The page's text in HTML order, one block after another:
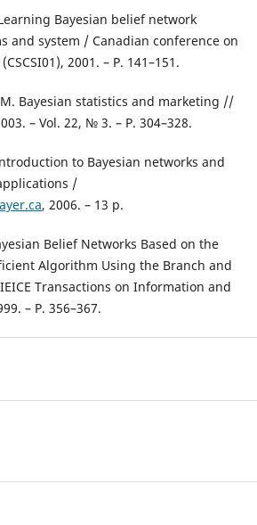
Bayesian belief network
and system / Canadian conference on
2001. – P. 141–151.
Bayesian statistics and marketing //
– Vol. 22, № 3. – P. 304–328.
to Bayesian networks and
/
, 2006. – 13 p.
Belief Networks Based on the
Algorithm Using the Branch and
Transactions on Information and
– P. 356–367.